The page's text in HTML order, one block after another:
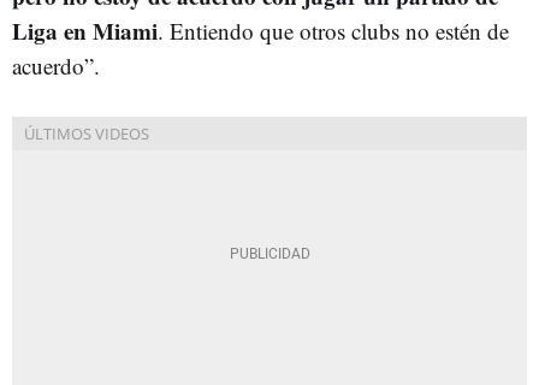
Liga en Miami. Entiendo que otros clubs no estén de
acuerdo”.